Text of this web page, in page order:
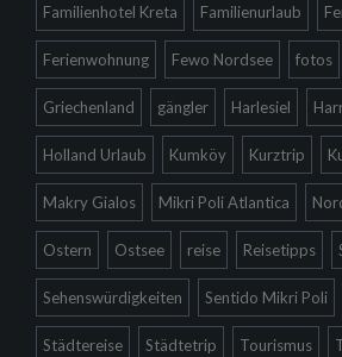
Familienhotel Kreta Familienurlaub
Ferienwohnung Fewo Nordsee fotos
Griechenland gängler Harlesiel
Holland Urlaub Kumköy Kurztrip
Makry Gialos Mikri Poli Atlantica
Ostern Ostsee reise Reisetipps
Sehenswürdigkeiten Sentido Mikri Poli
Städtereise Städtetrip Tourismus